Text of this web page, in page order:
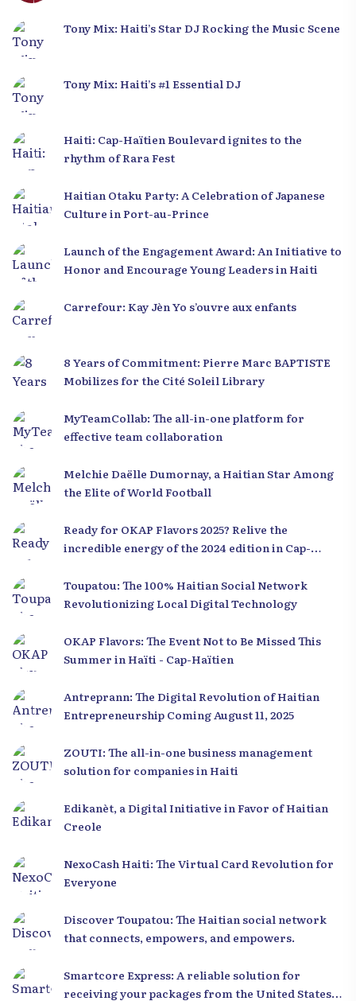
Tony Mix: Haiti’s Star DJ Rocking the Music Scene
Tony Mix: Haiti’s #1 Essential DJ
Haiti: Cap-Haïtien Boulevard ignites to the
rhythm of Rara Fest
Haitian Otaku Party: A Celebration of Japanese
Culture in Port-au-Prince
Launch of the Engagement Award: An Initiative to
Honor and Encourage Young Leaders in Haiti
Carrefour: Kay Jèn Yo s’ouvre aux enfants
8 Years of Commitment: Pierre Marc BAPTISTE
Mobilizes for the Cité Soleil Library
MyTeamCollab: The all-in-one platform for
effective team collaboration
Melchie Daëlle Dumornay, a Haitian Star Among
the Elite of World Football
Ready for OKAP Flavors 2025? Relive the
incredible energy of the 2024 edition in Cap-
Toupatou: The 100% Haitian Social Network
Revolutionizing Local Digital Technology
OKAP Flavors: The Event Not to Be Missed This
Summer in Haïti - Cap-Haïtien
Antreprann: The Digital Revolution of Haitian
Entrepreneurship Coming August 11, 2025
ZOUTI: The all-in-one business management
solution for companies in Haiti
Edikanèt, a Digital Initiative in Favor of Haitian
Creole
NexoCash Haiti: The Virtual Card Revolution for
Everyone
Discover Toupatou: The Haitian social network
that connects, empowers, and empowers.
Smartcore Express: A reliable solution for
receiving your packages from the United States